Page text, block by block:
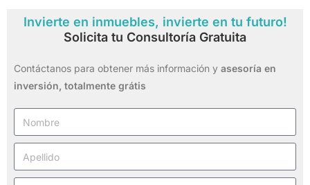
Invierte en inmuebles, invierte en tu futuro!
Solicita tu Consultoría Gratuita
Contáctanos para obtener más información y asesoría en
inversión, totalmente grátis